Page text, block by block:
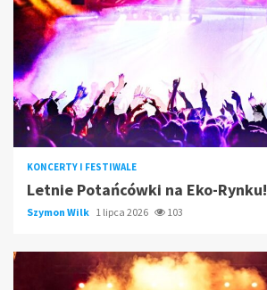
KONCERTY I FESTIWALE
Letnie Potańcówki na Eko-Rynku!
Szymon Wilk 1 lipca 2026 103